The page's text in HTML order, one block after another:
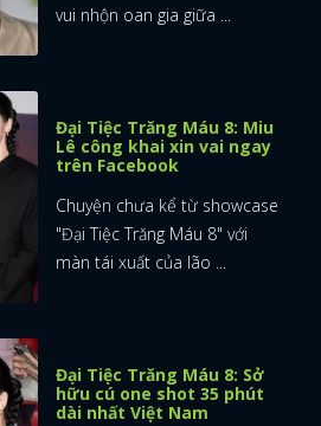
vui nhộn oan gia giữa ...
Đại Tiệc Trăng Máu 8: Miu
Lê công khai xin vai ngay
trên Facebook
Chuyện chưa kể từ showcase
"Đại Tiệc Trăng Máu 8" với
màn tái xuất của lão ...
Đại Tiệc Trăng Máu 8: Sở
hữu cú one shot 35 phút
dài nhất Việt Nam